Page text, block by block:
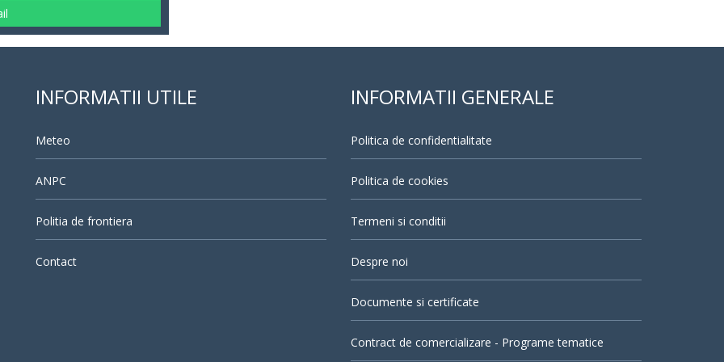
INFORMATII UTILE
Meteo
ANPC
Politia de frontiera
Contact
INFORMATII GENERALE
Politica de confidentialitate
Politica de cookies
Termeni si conditii
Despre noi
Documente si certificate
Contract de comercializare - Programe tematice